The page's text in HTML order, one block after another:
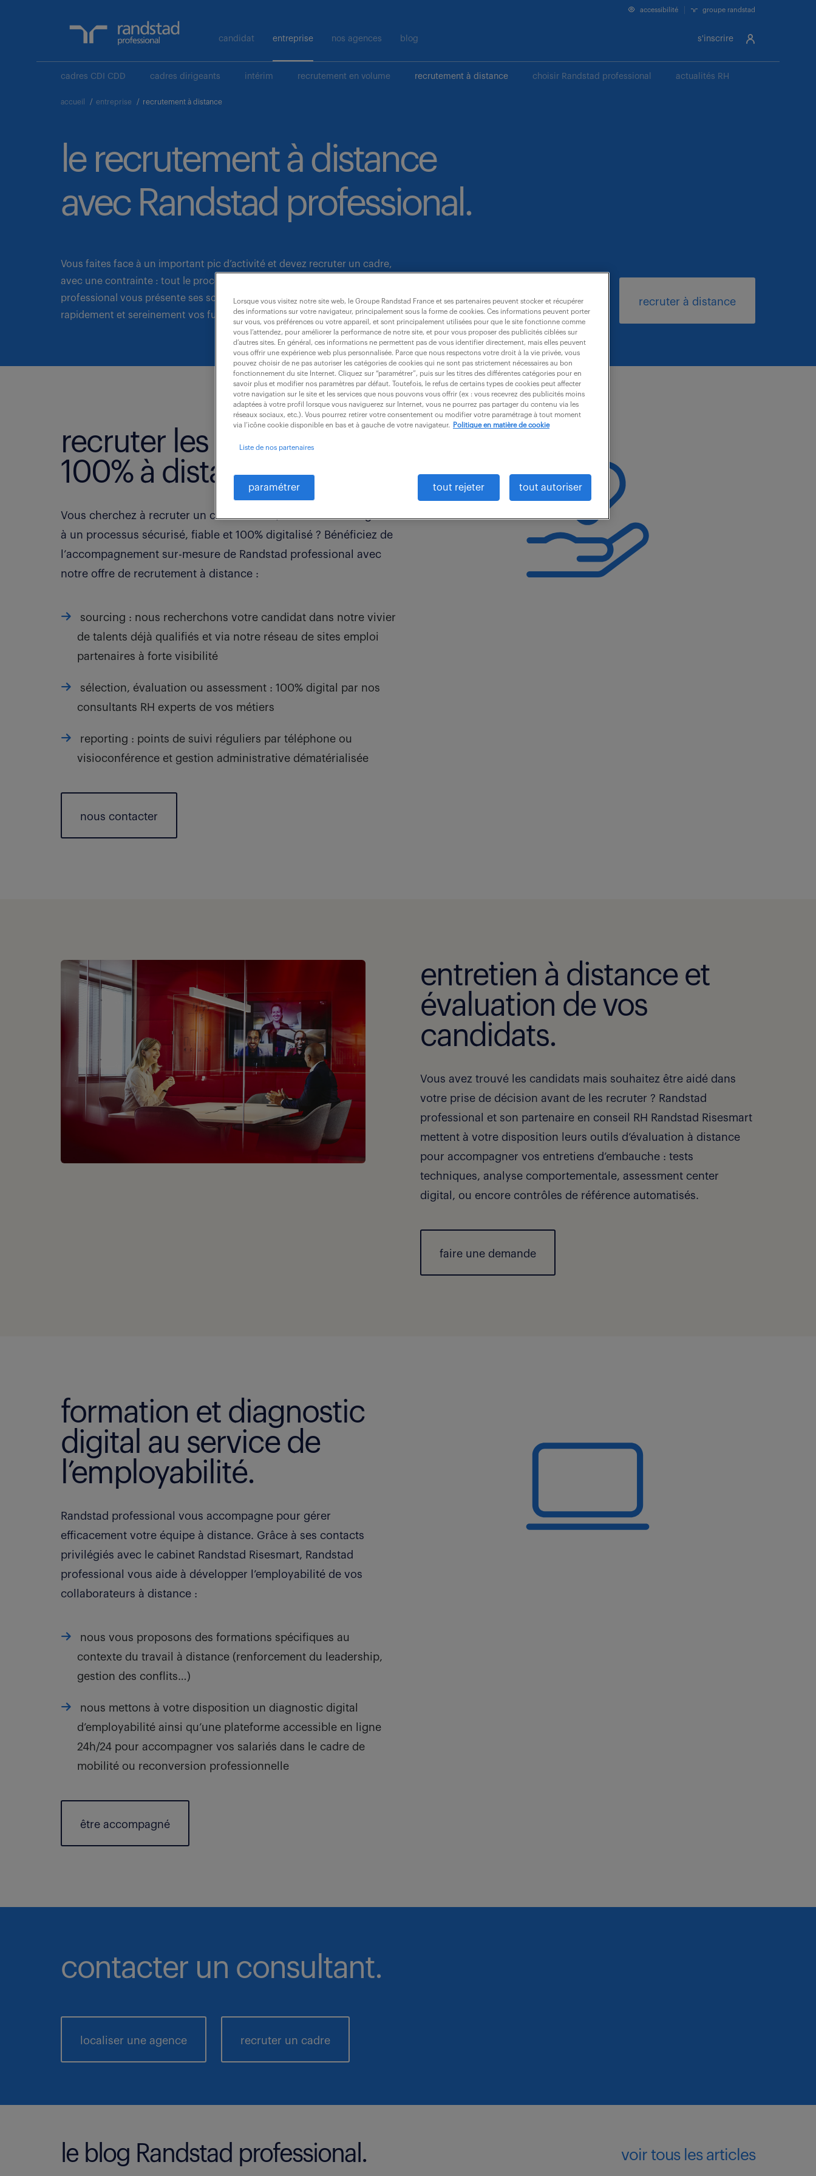
s'inscrire
accessibilité groupe randstad
candidat entreprise nos agences blog
cadres CDI CDD cadres dirigeants intérim recrutement en volume recrutement à distance choisir Randstad professional actualités RH
accueil / entreprise / recrutement à distance
le recrutement à distance
avec Randstad professional.
Vous faites face à un important pic d’activité et devez recruter un cadre,
avec une contrainte : tout le processus doit se faire à distance. Randstad
professional vous présente ses solutions RH et digitales pour recruter
rapidement et sereinement vos futurs collaborateurs.
recruter à distance
recruter les bons profils,
100% à distance.
Vous cherchez à recruter un cadre en CDI, CDD ou intérim grâce
à un processus sécurisé, fiable et 100% digitalisé ? Bénéficiez de
l’accompagnement sur-mesure de Randstad professional avec
notre offre de recrutement à distance :
sourcing : nous recherchons votre candidat dans notre vivier
de talents déjà qualifiés et via notre réseau de sites emploi
partenaires à forte visibilité
sélection, évaluation ou assessment : 100% digital par nos
consultants RH experts de vos métiers
reporting : points de suivi réguliers par téléphone ou
visioconférence et gestion administrative dématérialisée
nous contacter
entretien à distance et
évaluation de vos
candidats.
Vous avez trouvé les candidats mais souhaitez être aidé dans
votre prise de décision avant de les recruter ? Randstad
professional et son partenaire en conseil RH Randstad Risesmart
mettent à votre disposition leurs outils d’évaluation à distance
pour accompagner vos entretiens d’embauche : tests
techniques, analyse comportementale, assessment center
digital, ou encore contrôles de référence automatisés.
faire une demande
formation et diagnostic
digital au service de
l’employabilité.
Randstad professional vous accompagne pour gérer
efficacement votre équipe à distance. Grâce à ses contacts
privilégiés avec le cabinet Randstad Risesmart, Randstad
professional vous aide à développer l’employabilité de vos
collaborateurs à distance :
nous vous proposons des formations spécifiques au
contexte du travail à distance (renforcement du leadership,
gestion des conflits…)
nous mettons à votre disposition un diagnostic digital
d’employabilité ainsi qu’une plateforme accessible en ligne
24h/24 pour accompagner vos salariés dans le cadre de
mobilité ou reconversion professionnelle
être accompagné
contacter un consultant.
localiser une agence recruter un cadre
le blog Randstad professional. voir tous les articles
Lorsque vous visitez notre site web, le Groupe Randstad France et ses partenaires peuvent stocker et récupérer
des informations sur votre navigateur, principalement sous la forme de cookies. Ces informations peuvent porter
sur vous, vos préférences ou votre appareil, et sont principalement utilisées pour que le site fonctionne comme
vous l’attendez, pour améliorer la performance de notre site, et pour vous proposer des publicités ciblées sur
d’autres sites. En général, ces informations ne permettent pas de vous identifier directement, mais elles peuvent
vous offrir une expérience web plus personnalisée. Parce que nous respectons votre droit à la vie privée, vous
pouvez choisir de ne pas autoriser les catégories de cookies qui ne sont pas strictement nécessaires au bon
fonctionnement du site Internet. Cliquez sur “paramétrer”, puis sur les titres des différentes catégories pour en
savoir plus et modifier nos paramètres par défaut. Toutefois, le refus de certains types de cookies peut affecter
votre navigation sur le site et les services que nous pouvons vous offrir (ex : vous recevrez des publicités moins
adaptées à votre profil lorsque vous naviguerez sur Internet, vous ne pourrez pas partager du contenu via les
réseaux sociaux, etc.). Vous pourrez retirer votre consentement ou modifier votre paramétrage à tout moment
via l’icône cookie disponible en bas et à gauche de votre navigateur.
Politique en matière de cookie
Liste de nos partenaires
paramétrer tout rejeter tout autoriser